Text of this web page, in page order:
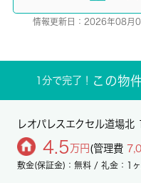
情報更新日：2026年08
1分で完了！ この物
レオパレスエクセル道場北
4.5 万円 (管理費
敷金(保証金)：無料 / 礼金：1ヶ